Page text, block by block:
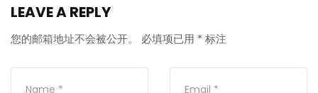
LEAVE A REPLY
您的邮箱地址不会被公开。 必填项已用 * 标注